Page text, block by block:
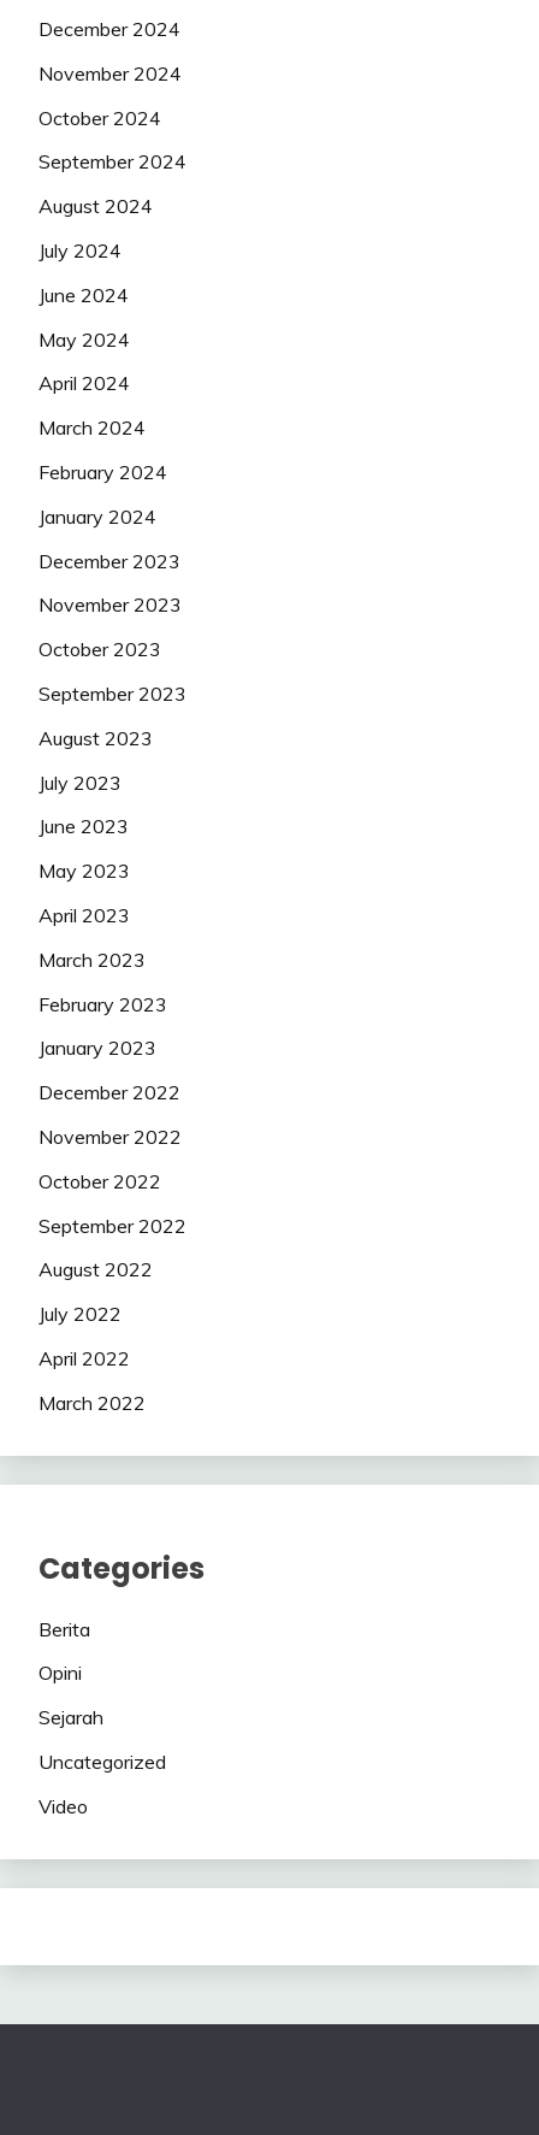
December 2024
November 2024
October 2024
September 2024
August 2024
July 2024
June 2024
May 2024
April 2024
March 2024
February 2024
January 2024
December 2023
November 2023
October 2023
September 2023
August 2023
July 2023
June 2023
May 2023
April 2023
March 2023
February 2023
January 2023
December 2022
November 2022
October 2022
September 2022
August 2022
July 2022
April 2022
March 2022
Categories
Berita
Opini
Sejarah
Uncategorized
Video